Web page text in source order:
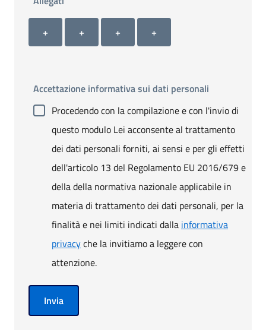
Allegato 1
+
Allegato 2
+
Allegato 3
+
Allegato 4
+
Accettazione informativa sui dati personali
Procedendo con la compilazione e con l'invio di
questo modulo Lei acconsente al trattamento
dei dati personali forniti, ai sensi e per gli effetti
dell'articolo 13 del Regolamento EU 2016/679 e
della della normativa nazionale applicabile in
materia di trattamento dei dati personali, per la
finalità e nei limiti indicati dalla informativa
privacyche la invitiamo a leggere con
attenzione.
Invia